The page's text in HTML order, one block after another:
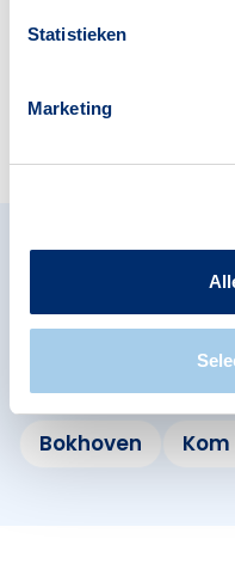
Statistieken
MarketingCafés
Omliggende
Bosch
Bekijk ook de
Bokhoven